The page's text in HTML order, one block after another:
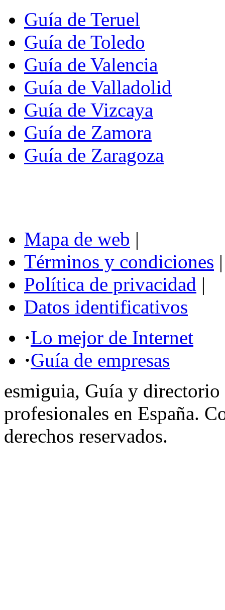
Guía de Teruel
Guía de Toledo
Guía de Valencia
Guía de Valladolid
Guía de Vizcaya
Guía de Zamora
Guía de Zaragoza
Mapa de web |
Términos y condiciones |
Política de privacidad |
Datos identificativos
·Lo mejor de Internet
·Guía de empresas
esmiguia, Guía y directorio
profesionales en España.
derechos reservados.